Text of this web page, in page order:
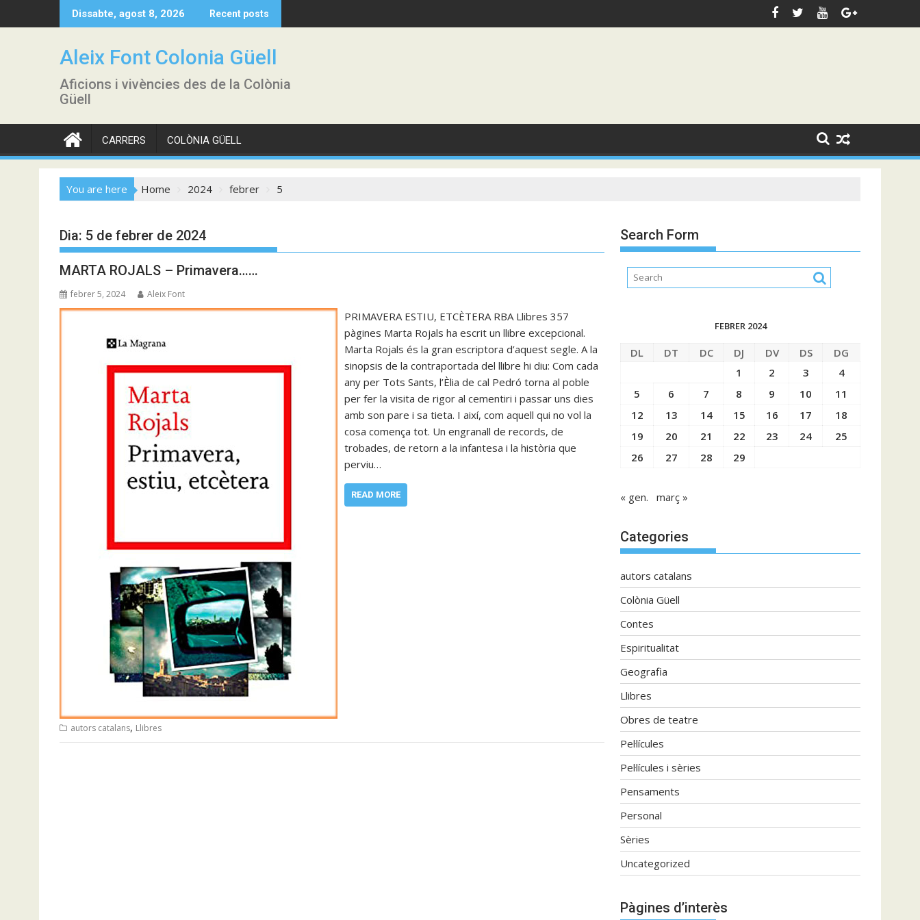
to
Dissabte, agost 8, 2026 Recent posts
Aleix Font Colonia Güell
Aficions i vivències des de la Colònia
Güell
CARRERS COLÒNIA GÜELL
You are here Home 2024 febrer 5
Dia: 5 de febrer de 2024
MARTA ROJALS – Primavera……
febrer 5, 2024 Aleix Font
PRIMAVERA ESTIU, ETCÈTERA RBA Llibres 357
pàgines Marta Rojals ha escrit un llibre excepcional.
Marta Rojals és la gran escriptora d’aquest segle. A la
sinopsis de la contraportada del llibre hi diu: Com cada
any per Tots Sants, l’Èlia de cal Pedró torna al poble
per fer la visita de rigor al cementiri i passar uns dies
amb son pare i sa tieta. I així, com aquell qui no vol la
cosa comença tot. Un engranall de records, de
trobades, de retorn a la infantesa i la història que
perviu…
READ MORE
autors catalans, Llibres
Search Form
FEBRER 2024
DL DT DC DJ DV DS
DG
1
2 3
4
5
6 7 8 9 10
11
12
13 14 15 16 17
18
19
20 21 22 23 24
25
26
27 28 29
« gen. març »
Categories
autors catalans
Colònia Güell
Contes
Espiritualitat
Geografia
Llibres
Obres de teatre
Pel·lícules
Pel·lícules i sèries
Pensaments
Personal
Sèries
Uncategorized
Pàgines d’interès